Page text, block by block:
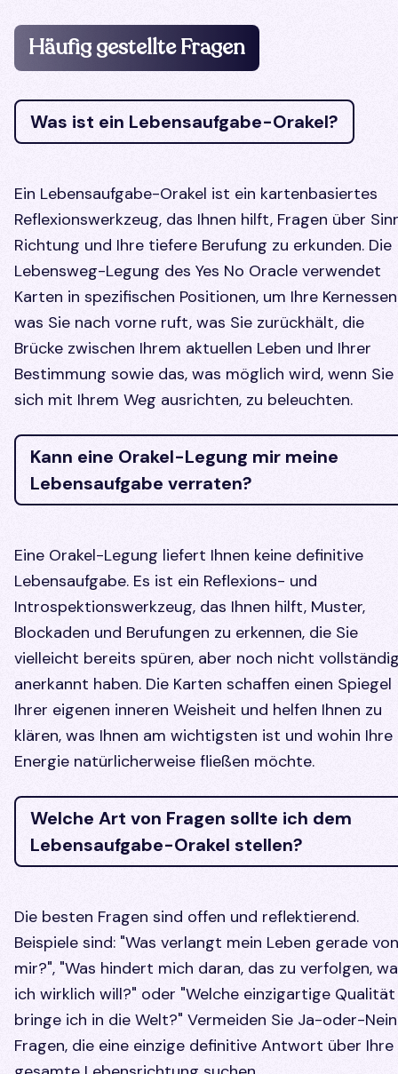
Häufig gestellte Fragen
Was ist ein Lebensaufgabe-Orakel?
Ein Lebensaufgabe-Orakel ist ein kartenbasiertes
Reflexionswerkzeug, das Ihnen hilft, Fragen über
Richtung und Ihre tiefere Berufung zu erkunden. Die
Lebensweg-Legung des Yes No Oracle verwendet
Karten in spezifischen Positionen, um Ihre
was Sie nach vorne ruft, was Sie zurückhält, die
Brücke zwischen Ihrem aktuellen Leben und Ihrer
Bestimmung sowie das, was möglich wird, wenn Sie
sich mit Ihrem Weg ausrichten, zu beleuchten.
Kann eine Orakel-Legung mir meine
Lebensaufgabe verraten?
Eine Orakel-Legung liefert Ihnen keine definitive
Lebensaufgabe. Es ist ein Reflexions- und
Introspektionswerkzeug, das Ihnen hilft, Muster,
Blockaden und Berufungen zu erkennen, die Sie
vielleicht bereits spüren, aber noch nicht
anerkannt haben. Die Karten schaffen einen Spiegel
Ihrer eigenen inneren Weisheit und helfen Ihnen zu
klären, was Ihnen am wichtigsten ist und wohin Ihre
Energie natürlicherweise fließen möchte.
Welche Art von Fragen sollte ich dem
Lebensaufgabe-Orakel stellen?
Die besten Fragen sind offen und reflektierend.
Beispiele sind: "Was verlangt mein Leben gerade von
mir?", "Was hindert mich daran, das zu verfolgen,
ich wirklich will?" oder "Welche einzigartige Qualität
bringe ich in die Welt?" Vermeiden Sie Ja-oder-
Fragen, die eine einzige definitive Antwort über Ihre